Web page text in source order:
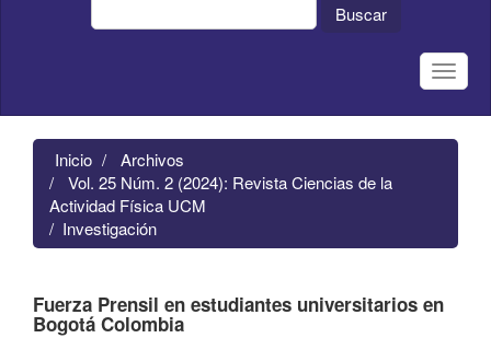
Buscar
Toggle
Inicio
Archivos
Vol. 25 Núm. 2 (2024): Revista Ciencias de la
Actividad Física UCM
Investigación
Fuerza Prensil en estudiantes universitarios en
Bogotá Colombia